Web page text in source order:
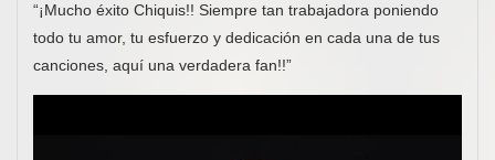
“¡Mucho éxito Chiquis!! Siempre tan trabajadora poniendo
todo tu amor, tu esfuerzo y dedicación en cada una de tus
canciones, aquí una verdadera fan!!”